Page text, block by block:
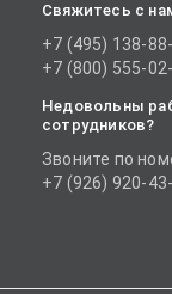
Свяжитесь с
+7 (495) 138-
+7 (800) 555-
Недовольны
сотрудников?
Звоните по
+7 (926) 920-